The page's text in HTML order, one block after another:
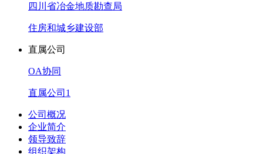
四川省冶金地质勘查局
住房和城乡建设部
直属公司
OA协同
直属公司1
公司概况
企业简介
领导致辞
组织架构